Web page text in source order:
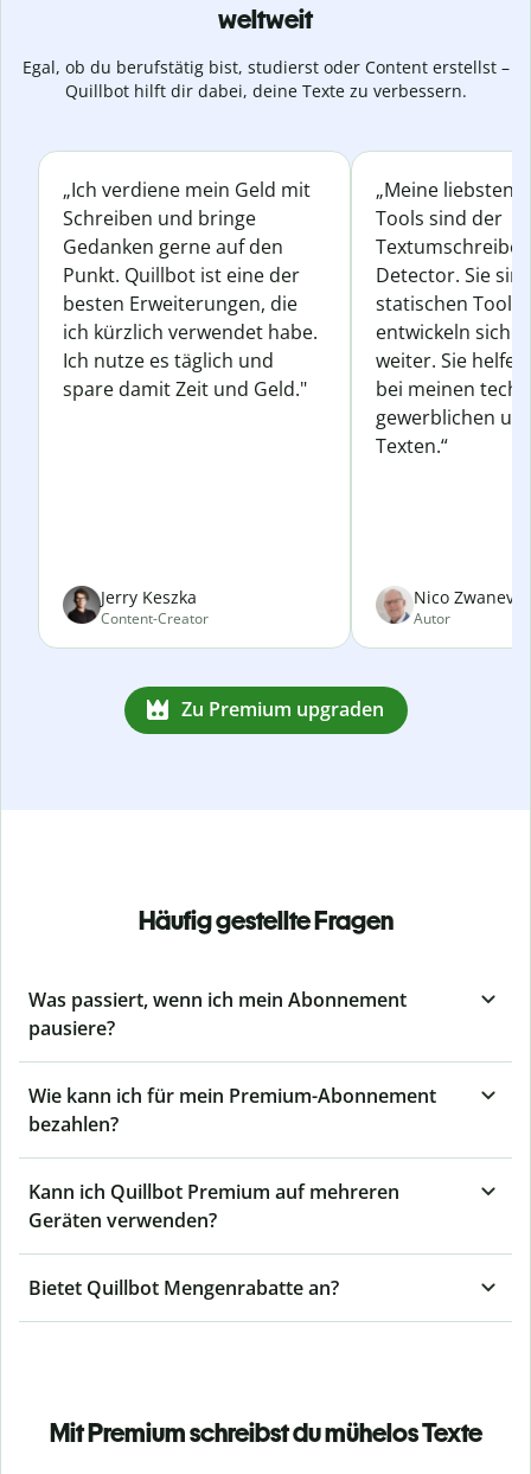
weltweit
Egal, ob du berufstätig bist, studierst oder Content erstellst –
Quillbot hilft dir dabei, deine Texte zu verbessern.
„Ich verdiene mein Geld mit
Schreiben und bringe
Gedanken gerne auf den
Punkt. Quillbot ist eine der
besten Erweiterungen, die
ich kürzlich verwendet habe.
Ich nutze es täglich und
spare damit Zeit und Geld."
Jerry Keszka
Content-Creator
„Meine liebsten
Tools sind der
Detector. Sie
statischen
entwickeln sich
weiter. Sie
bei meinen
gewerblichen
Texten.“
Nico
Autor
Zu Premium upgraden
Häufig gestellte Fragen
Was passiert, wenn ich mein Abonnement
pausiere?
Wie kann ich für mein Premium-Abonnement
bezahlen?
Kann ich Quillbot Premium auf mehreren
Geräten verwenden?
Bietet Quillbot Mengenrabatte an?
Mit Premium schreibst du mühelos Texte